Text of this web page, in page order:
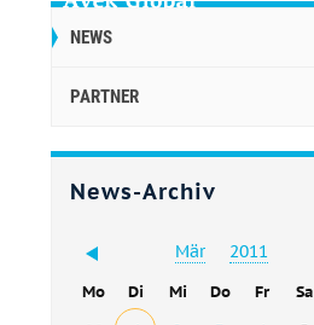
NEWS
PARTNER
News-Archiv
Mär 2011
Mo Di Mi Do Fr Sa